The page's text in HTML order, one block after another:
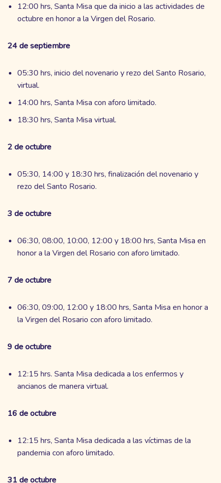
12:00 hrs, Santa Misa que da inicio a las actividades de
octubre en honor a la Virgen del Rosario.
24 de septiembre
05:30 hrs, inicio del novenario y rezo del Santo Rosario,
virtual.
14:00 hrs, Santa Misa con aforo limitado.
18:30 hrs, Santa Misa virtual.
2 de octubre
05:30, 14:00 y 18:30 hrs, finalización del novenario y
rezo del Santo Rosario.
3 de octubre
06:30, 08:00, 10:00, 12:00 y 18:00 hrs, Santa Misa en
honor a la Virgen del Rosario con aforo limitado.
7 de octubre
06:30, 09:00, 12:00 y 18:00 hrs, Santa Misa en honor a
la Virgen del Rosario con aforo limitado.
9 de octubre
12:15 hrs. Santa Misa dedicada a los enfermos y
ancianos de manera virtual.
16 de octubre
12:15 hrs, Santa Misa dedicada a las víctimas de la
pandemia con aforo limitado.
31 de octubre